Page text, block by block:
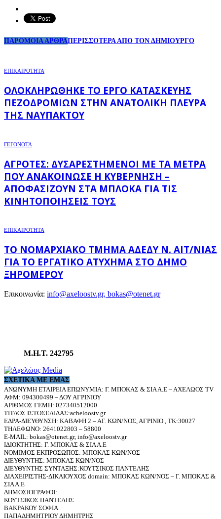
ΠΑΡΟΜΟΙΑ ΑΡΘΡΑΠΕΡΙΣΣΟΤΕΡΑ ΑΠΟ ΤΟΝ ΔΗΜΙΟΥΡΓΟ
ΕΠΙΚΑΙΡΟΤΗΤΑ
ΟΛΟΚΛΗΡΏΘΗΚΕ ΤΟ ΈΡΓΟ ΚΑΤΑΣΚΕΥΉΣ
ΠΕΖΟΔΡΟΜΊΩΝ ΣΤΗΝ ΑΝΑΤΟΛΙΚΉ ΠΛΕΥΡΆ
ΤΗΣ ΝΑΥΠΆΚΤΟΥ
ΓΕΓΟΝΟΤΑ
ΑΓΡΌΤΕΣ: ΔΥΣΑΡΕΣΤΗΜΈΝΟΙ ΜΕ ΤΑ ΜΈΤΡΑ
ΠΟΥ ΑΝΑΚΟΊΝΩΣΕ Η ΚΥΒΈΡΝΗΣΗ –
ΑΠΟΦΑΣΊΖΟΥΝ ΣΤΑ ΜΠΛΌΚΑ ΓΙΑ ΤΙΣ
ΚΙΝΗΤΟΠΟΙΉΣΕΙΣ ΤΟΥΣ
ΕΠΙΚΑΙΡΟΤΗΤΑ
ΤΟ ΝΟΜΑΡΧΙΑΚΌ ΤΜΉΜΑ ΑΔΕΔΥ Ν. ΑΙΤ/ΝΊΑΣ
ΓΙΑ ΤΟ ΕΡΓΑΤΙΚΌ ΑΤΎΧΗΜΑ ΣΤΟ ΔΉΜΟ
ΞΗΡΟΜΈΡΟΥ
Επικοινωνία: info@axeloostv.gr, bokas@otenet.gr
Μ.Η.Τ. 242795
ΣΧΕΤΙΚΆ ΜΕ ΕΜΆΣ
ΑΝΩΝΥΜΗ ΕΤΑΙΡΕΙΑ ΕΠΩΝΥΜΙΑ: Γ. ΜΠΟΚΑΣ & ΣΙΑ Α.Ε – ΑΧΕΛΩΟΣ TV
ΑΦΜ: 094300499 – ΔΟΥ ΑΓΡΙΝΙΟΥ
ΑΡΙΘΜΟΣ ΓΕΜΗ: 027340512000
ΤΙΤΛΟΣ ΙΣΤΟΣΕΛΙΔΑΣ:acheloostv.gr
ΕΔΡΑ-ΔΙΕΥΘΥΝΣΗ: ΚΑΒΑΦΗ 2 – ΑΓ. ΚΩΝ/ΝΟΣ, ΑΓΡΙΝΙΟ , ΤΚ:30027
ΤΗΛΕΦΩΝΟ: 2641022803 – 58800
E-MAIL: bokas@otenet.gr, info@axeloostv.gr
ΙΔΙΟΚΤΗΤΗΣ: Γ. ΜΠΟΚΑΣ & ΣΙΑ Α.Ε
ΝΟΜΙΜΟΣ ΕΚΠΡΟΣΩΠΟΣ: ΜΠΟΚΑΣ ΚΩΝ/ΝΟΣ
ΔΙΕΥΘΥΝΤΗΣ: ΜΠΟΚΑΣ ΚΩΝ/ΝΟΣ
ΔΙΕΥΘΥΝΤΗΣ ΣΥΝΤΑΞΗΣ:ΚΟΥΤΣΙΚΟΣ ΠΑΝΤΕΛΗΣ
ΔΙΑΧΕΙΡΙΣΤΗΣ-ΔΙΚΑΙΟΥΧΟΣ domain: ΜΠΟΚΑΣ ΚΩΝ/ΝΟΣ – Γ. ΜΠΟΚΑΣ &
ΣΙΑ Α.Ε
ΔΗΜΟΣΙΟΓΡΑΦΟΙ:
ΚΟΥΤΣΙΚΟΣ ΠΑΝΤΕΛΗΣ
ΒΑΚΡΑΚΟΥ ΣΟΦΙΑ
ΠΑΠΑΔΗΜΗΤΡΙΟΥ ΔΗΜΗΤΡΗΣ